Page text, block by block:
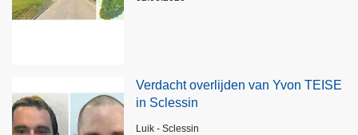
Verdacht overlijden van Yvon TEISE
in Sclessin
Plaats
Luik - Sclessin